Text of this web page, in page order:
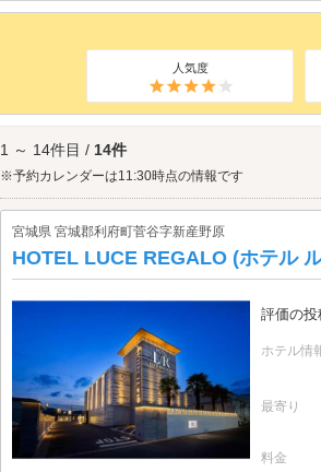
人気度
1 ～ 14件目 / 14件
※予約カレンダーは11:30時点の情報です
宮城県 宮城郡利府町菅谷字新産野原
HOTEL LUCE REGALO (ホテル
評価の投
ホテル情
最寄り
料金